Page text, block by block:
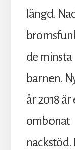
längd.
de minsta
barnen.
år 2018
ombonat